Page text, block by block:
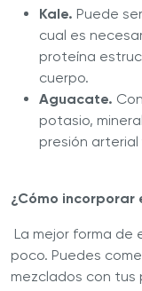
Kale. Puede
cual es
proteína
cuerpo.
Aguacate.
potasio,
presión
¿Cómo
La mejor forma de
poco. Puedes
mezclados con tus